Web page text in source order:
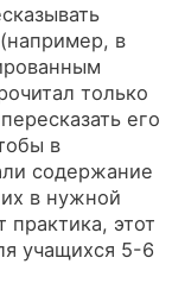
в
только
его
в
содержание
в нужной
практика, этот
учащихся 5-6